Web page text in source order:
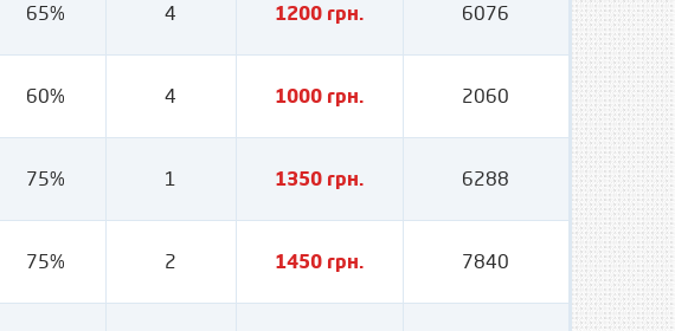
65% 4 1200 грн. 6076
60% 4 1000 грн. 2060
75% 1 1350 грн. 6288
75% 2 1450 грн. 7840